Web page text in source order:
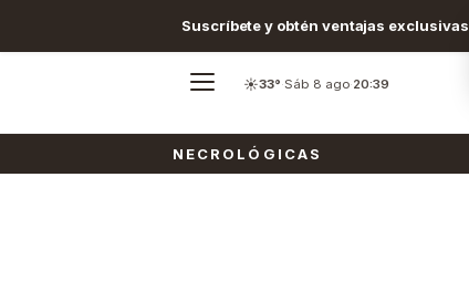
Suscríbete y obtén ventajas exclusivas
☀️33°·Sáb 8 ago·20:39
NECROLÓGICAS